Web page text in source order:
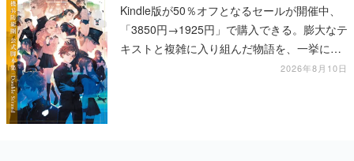
Kindle版が50％オフとなるセールが開催中、
「3850円→1925円」で購入できる。膨大なテ
キストと複雑に入り組んだ物語を、一挙に再
2026年8月10日